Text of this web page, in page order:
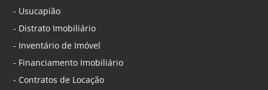
- Usucapião
- Distrato Imobiliário
- Inventário de Imóvel
- Financiamento Imobiliário
- Contratos de Locação